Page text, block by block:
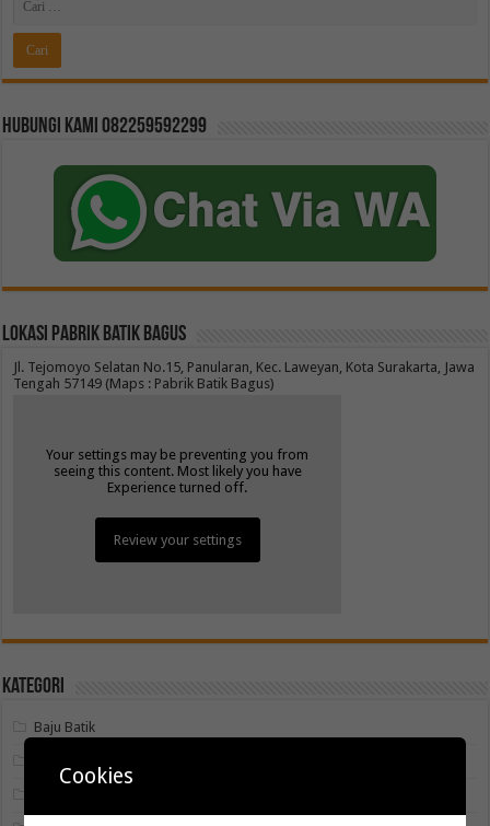
Hubungi kami 082259592299
Lokasi Pabrik Batik Bagus
Jl. Tejomoyo Selatan No.15, Panularan, Kec. Laweyan, Kota Surakarta, Jawa
Tengah 57149 (Maps : Pabrik Batik Bagus)
Your settings may be preventing you from
seeing this content. Most likely you have
Experience turned off.
Review your settings
Kategori
Baju Batik
Cookies